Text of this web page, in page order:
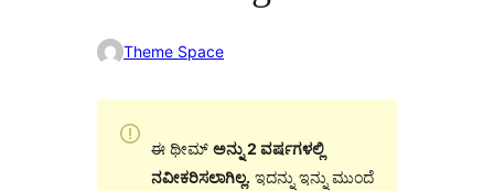
Theme Space
ಈ ಥೀಮ್ ಅನ್ನು 2 ವರ್ಷಗಳಲ್ಲಿ
ನವೀಕರಿಸಲಾಗಿಲ್ಲ. ಇದನ್ನು ಇನ್ನು ಮುಂದೆ